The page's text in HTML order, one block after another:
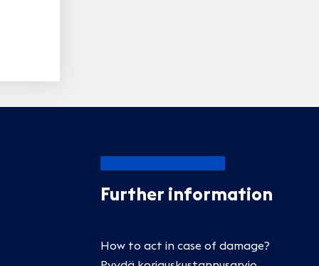
Further information
How to act in case of damage?